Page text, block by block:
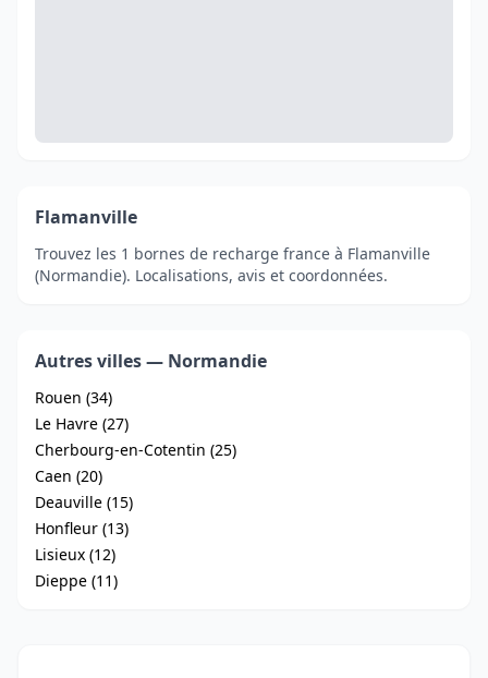
Flamanville
Trouvez les 1 bornes de recharge france à Flamanville
(Normandie). Localisations, avis et coordonnées.
Autres villes — Normandie
Rouen (34)
Le Havre (27)
Cherbourg-en-Cotentin (25)
Caen (20)
Deauville (15)
Honfleur (13)
Lisieux (12)
Dieppe (11)